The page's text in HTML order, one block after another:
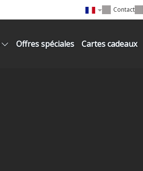
Contact
Offres spéciales Cartes cadeaux